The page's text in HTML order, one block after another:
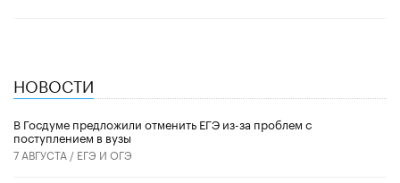
НОВОСТИ
В Госдуме предложили отменить ЕГЭ из-за проблем с
поступлением в вузы
7 АВГУСТА / ЕГЭ И ОГЭ